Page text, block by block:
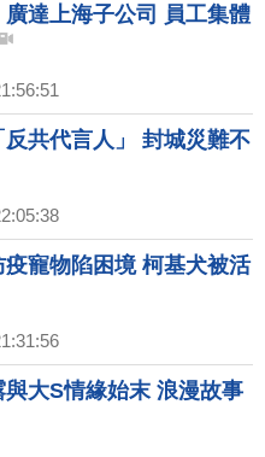
廣達上海子公司 員工集體
反共代言人」 封城災難不
疫寵物陷困境 柯基犬被活
大S情緣始末 浪漫故事